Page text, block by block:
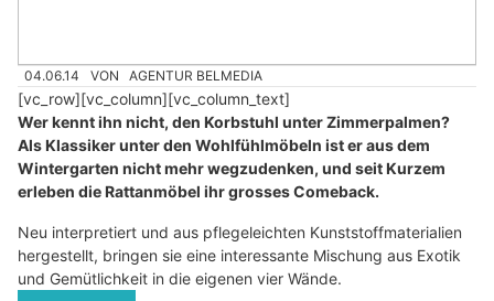
04.06.14 VON AGENTUR BELMEDIA
[vc_row][vc_column][vc_column_text]
Wer kennt ihn nicht, den Korbstuhl unter Zimmerpalmen?
Als Klassiker unter den Wohlfühlmöbeln ist er aus dem
Wintergarten nicht mehr wegzudenken, und seit Kurzem
erleben die Rattanmöbel ihr grosses Comeback.
Neu interpretiert und aus pflegeleichten Kunststoffmaterialien
hergestellt, bringen sie eine interessante Mischung aus Exotik
und Gemütlichkeit in die eigenen vier Wände.